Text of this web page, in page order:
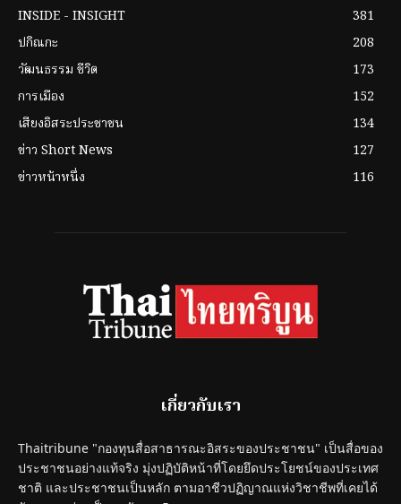
INSIDE - INSIGHT
381
ปกิณกะ
208
วัฒนธรรม ชีวิต
173
การเมือง
152
เสียงอิสระประชาชน
134
ข่าว Short News
127
ข่าวหน้าหนึ่ง
116
เกี่ยวกับเรา
Thaitribune "กองทุนสื่อสาธารณะอิสระของประชาชน" เป็นสื่อของ
ประชาชนอย่างแท้จริง มุ่งปฏิบัติหน้าที่โดยยึดประโยชน์ของประเทศ
ชาติ และประชาชนเป็นหลัก ตามอาชีวปฏิญาณแห่งวิชาชีพที่เคยได้